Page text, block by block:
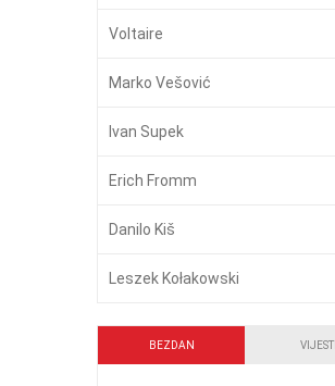
Voltaire
Marko Vešović
Ivan Supek
Erich Fromm
Danilo Kiš
Leszek Kołakowski
BEZDAN VIJESTI